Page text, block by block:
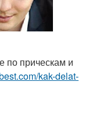
по прическам и
kak-delat-